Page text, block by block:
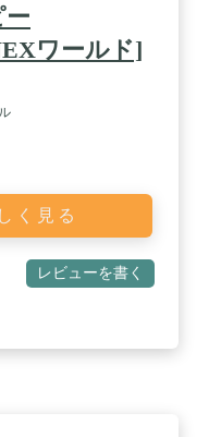
ー
ワールド]
く見る
レビューを書く